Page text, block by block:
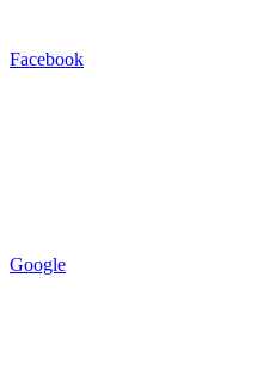
Facebook
Google